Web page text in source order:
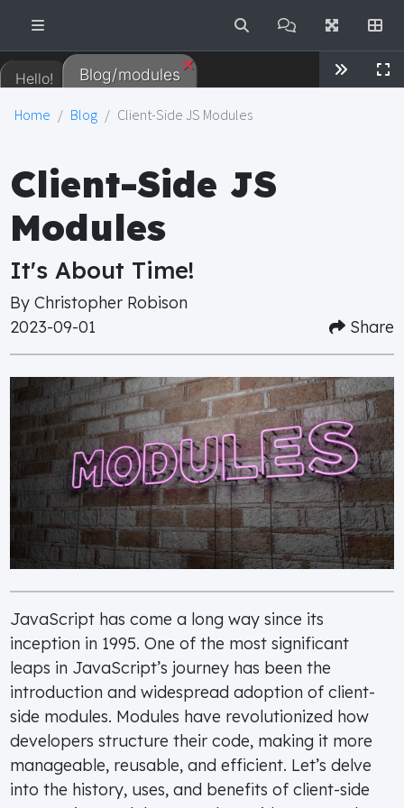
Hello! Blog/modules